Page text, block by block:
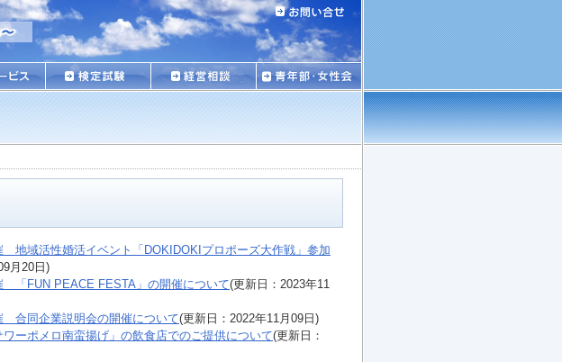
地域活性婚活イベント「DOKIDOKIプロポーズ大作戦」参加
月20日)
「FUN PEACE FESTA」の開催について(更新日：2023年11
合同企業説明会の開催について(更新日：2022年11月09日)
ーポメロ南蛮揚げ」の飲食店でのご提供について(更新日：